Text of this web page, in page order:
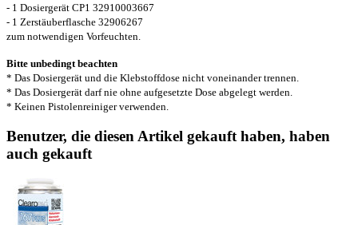
- 1 Dosiergerät CP1 32910003667
- 1 Zerstäuberflasche 32906267
zum notwendigen Vorfeuchten.
Bitte unbedingt beachten
* Das Dosiergerät und die Klebstoffdose nicht voneinander trennen.
* Das Dosiergerät darf nie ohne aufgesetzte Dose abgelegt werden.
* Keinen Pistolenreiniger verwenden.
Benutzer, die diesen Artikel gekauft haben, haben
auch gekauft